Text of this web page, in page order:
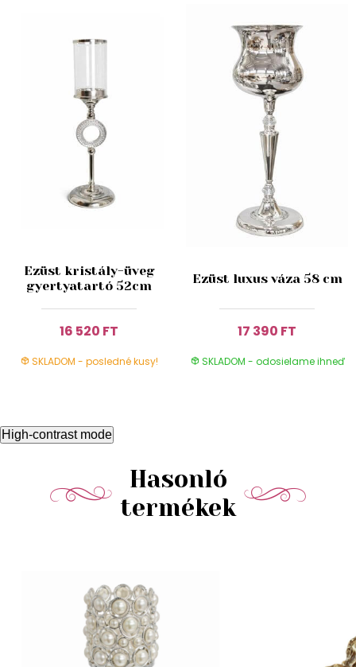
Ezüst kristály-üveg
gyertyatartó 52cm
16 520 FT
SKLADOM - posledné kusy!
Ezüst luxus váza 58 cm
17 390 FT
SKLADOM - odosielame ihneď
High-contrast mode
Hasonló
termékek